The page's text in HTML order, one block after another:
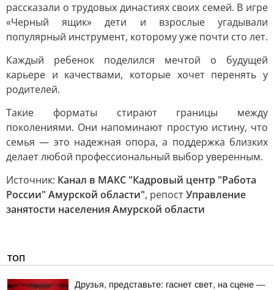
рассказали о трудовых династиях своих семей. В игре
«Черный ящик» дети и взрослые угадывали
популярный инструмент, которому уже почти сто лет.
Каждый ребенок поделился мечтой о будущей
карьере и качествами, которые хочет перенять у
родителей.
Такие форматы стирают границы между
поколениями. Они напоминают простую истину, что
семья — это надежная опора, а поддержка близких
делает любой профессиональный выбор уверенным.
Источник: Канал в МАКС "Кадровый центр "Работа
России" Амурской области", репостУправление
занятости населения Амурской области
ТОП
Друзья, представьте: гаснет свет, на сцене —